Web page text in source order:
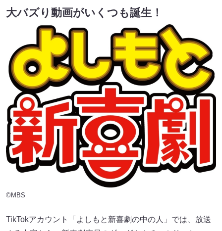
大バズり動画がいくつも誕生！
©MBS
TikTokアカウント「よしもと新喜劇の中の人」では、放送